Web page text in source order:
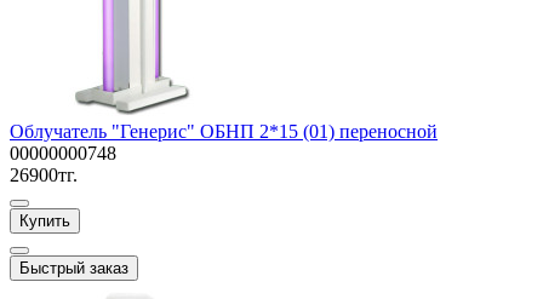
Облучатель "Генерис" ОБНП 2*15 (01) переносной
00000000748
26900тг.
Купить
Быстрый заказ